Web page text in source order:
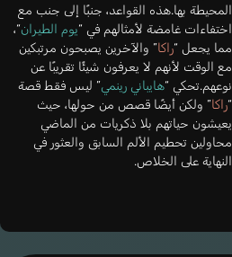
المحيطة بها.هذه القواعد، جنبًا إلى جنب مع
اختفاءات غامضة لأمثالهم في “يوم الطيران“،
مما يجعل “راكا” والآخرين يصبحون مرتبكين
مع الوقت لأنهم لا يعرفون شيئًا تقريبًا عن
نوعهم.تحكي “هايباني رينمي” ليس فقط قصة
“راكا” ولكن أيضًا قصص من حولها، حيث
يعيشون حياتهم بلا ذكريات من الماضي
محاولين تحطيم الألم السابق والعثور في
النهاية على الخلاص.